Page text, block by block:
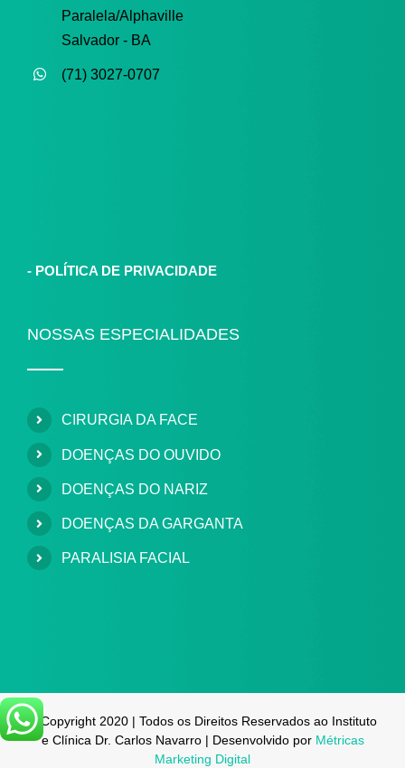
Paralela/Alphaville
Salvador - BA
(71) 3027-0707
- POLÍTICA DE PRIVACIDADE
NOSSAS ESPECIALIDADES
CIRURGIA DA FACE
DOENÇAS DO OUVIDO
DOENÇAS DO NARIZ
DOENÇAS DA GARGANTA
PARALISIA FACIAL
© Copyright 2020 | Todos os Direitos Reservados ao Instituto
e Clínica Dr. Carlos Navarro | Desenvolvido por Métricas
Marketing Digital